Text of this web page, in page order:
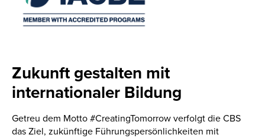
Zukunft gestalten mit
internationaler Bildung
Getreu dem Motto #CreatingTomorrow verfolgt die CBS
das Ziel, zukünftige Führungspersönlichkeiten mit